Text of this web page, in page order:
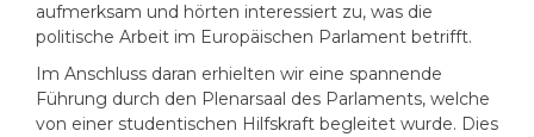
aufmerksam und hörten interessiert zu, was die
politische Arbeit im Europäischen Parlament betrifft.
Im Anschluss daran erhielten wir eine spannende
Führung durch den Plenarsaal des Parlaments, welche
von einer studentischen Hilfskraft begleitet wurde. Dies